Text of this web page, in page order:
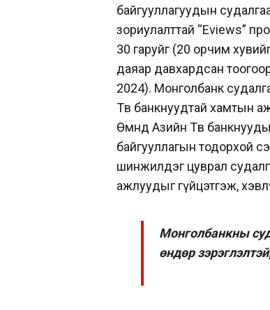
байгууллагуудын
зориулалттай “Eviews”
30 гаруйг (20 орчим
даяар давхардсан
2024). Монголбанк
Төв банкнуудтай хамтын
Өмнөд Азийн Төв
байгууллагын тодорхой
шинжилдэг цуврал
ажлуудыг гүйцэтгэж,
Монголбанкны
өндөр